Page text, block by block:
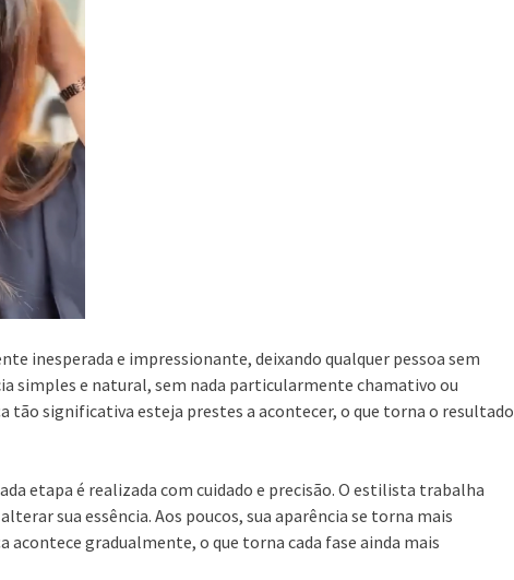
inesperada e impressionante, deixando qualquer pessoa sem
simples e natural, sem nada particularmente chamativo ou
tão significativa esteja prestes a acontecer, o que torna o resultado
etapa é realizada com cuidado e precisão. O estilista trabalha
sua essência. Aos poucos, sua aparência se torna mais
acontece gradualmente, o que torna cada fase ainda mais